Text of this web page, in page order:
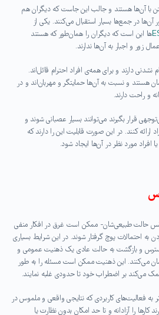
با آن‌ها هستند و جالب این جاست که دیگران هم
در جمع‌ها بسیار استقبال می‌کنند. یکی از
ها این است که دیگران را همان‌طور که هستند
زور و اجبار به آن‌ها ندارند.
دارند و برای همه‌ی افراد احترام قائل‌اند.
هستند و نسبت به آن‌ها حمایتگر و مهربان‌اند و در
و راحت دارند.
قرار بگیرند می‌توانند بسیار عصبانی شوند و
کنند. در این صورت قابلیت این را دارند که
مورد نظر در آن‌ها ایجاد شود.
حالت طبیعی‌شان- ممکن است غرق در افکار منفی
به احتمالات پوچ گرفتار شوند. در این شرایط بسیاری
استرس و بازگشت به حالت عادی یک ذهنیت عمومی و
می‌کنند. این ذهنیت ممکن است مسئله را به طور
می‌کند بر اضطراب خود تا حدودی غلبه نمایند.
فعالیت‌های کاربردی که نتایجی واقعی و ملموس در
کارها را آزادانه و تا حد امکان بدون نظارت یا